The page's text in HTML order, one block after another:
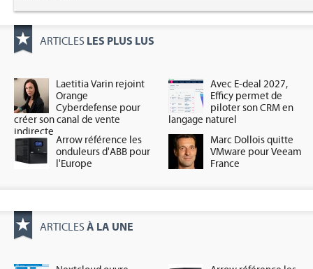
ARTICLES LES PLUS LUS
Laetitia Varin rejoint
Orange
Cyberdefense pour
créer son canal de vente
indirecte
Avec E-deal 2027,
Efficy permet de
piloter son CRM en
langage naturel
Arrow référence les
onduleurs d'ABB pour
l'Europe
Marc Dollois quitte
VMware pour Veeam
France
ARTICLES À LA UNE